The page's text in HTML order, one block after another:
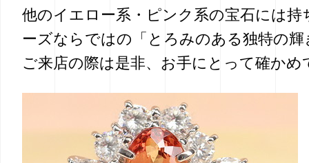
他のイエロー系・ピンク系の宝石には持
ーズならではの「とろみのある独特の
ご来店の際は是非、お手にとって確かめ